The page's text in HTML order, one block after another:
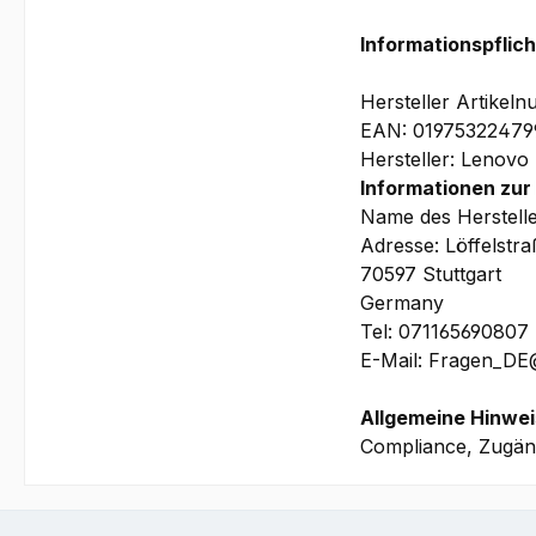
Nutzung ab.
Windows 11 Pro
Größe und
20.5 x 361.9 x
Garantie:
3 Jahre Depot/
(beinhaltet u.a.
Akku
Bilder und
Hersteller
EAN:
Hersteller: Lenovo
Informationen
Name des
Adresse:
70597 Stuttgart
Germany
Tel: 071165690807
E-Mail:
Allgemeine
Compliance,